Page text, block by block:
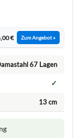
€ Zum Angebot »
67 Lagen
✓
13 cm